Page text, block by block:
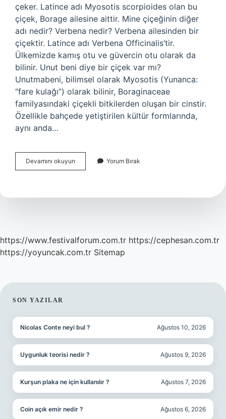
çeker. Latince adı Myosotis scorpioides olan bu
çiçek, Borage ailesine aittir. Mine çiçeğinin diğer
adı nedir? Verbena nedir? Verbena ailesinden bir
çiçektir. Latince adı Verbena Officinalis’tir.
Ülkemizde kamış otu ve güvercin otu olarak da
bilinir. Unut beni diye bir çiçek var mı?
Unutmabeni, bilimsel olarak Myosotis (Yunanca:
“fare kulağı”) olarak bilinir, Boraginaceae
familyasındaki çiçekli bitkilerden oluşan bir cinstir.
Özellikle bahçede yetiştirilen kültür formlarında,
aynı anda…
Devamını okuyun
Beni
Mine
Yorum Bırak
https://www.festivalforum.com.tr https://cephesan.com.tr
https://yoyuncak.com.tr Sitemap
SIDEBAR
SON YAZILAR
Nicolas Conte neyi bul ? Ağustos 10, 2026
Uygunluk teorisi nedir ? Ağustos 9, 2026
Kurşun plaka ne için kullanılır ? Ağustos 7, 2026
Coin açık emir nedir ? Ağustos 6, 2026